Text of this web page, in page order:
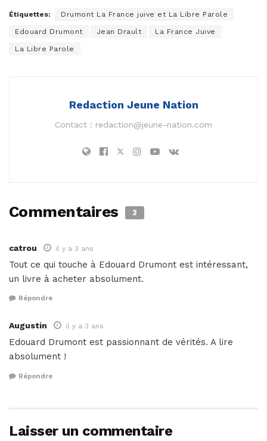
Étiquettes: Drumont La France juive et La Libre Parole
Edouard Drumont Jean Drault La France Juive
La Libre Parole
Redaction Jeune Nation
Contact : redaction@jeune-nation.com
Commentaires 2
catrou il y a 3 ans
Tout ce qui touche à Edouard Drumont est intéressant,
un livre à acheter absolument.
Répondre
Augustin il y a 3 ans
Edouard Drumont est passionnant de vérités. A lire
absolument !
Répondre
Laisser un commentaire